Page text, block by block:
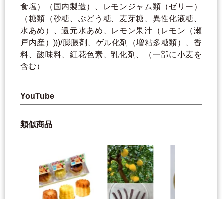
食塩）（国内製造）、レモンジャム類（ゼリー）
（糖類（砂糖、ぶどう糖、麦芽糖、異性化液糖、
水あめ）、還元水あめ、レモン果汁（レモン（瀬
戸内産）)))/膨脹剤、ゲル化剤（増粘多糖類）、香
料、酸味料、紅花色素、乳化剤、（一部に小麦を
含む）
YouTube
類似商品